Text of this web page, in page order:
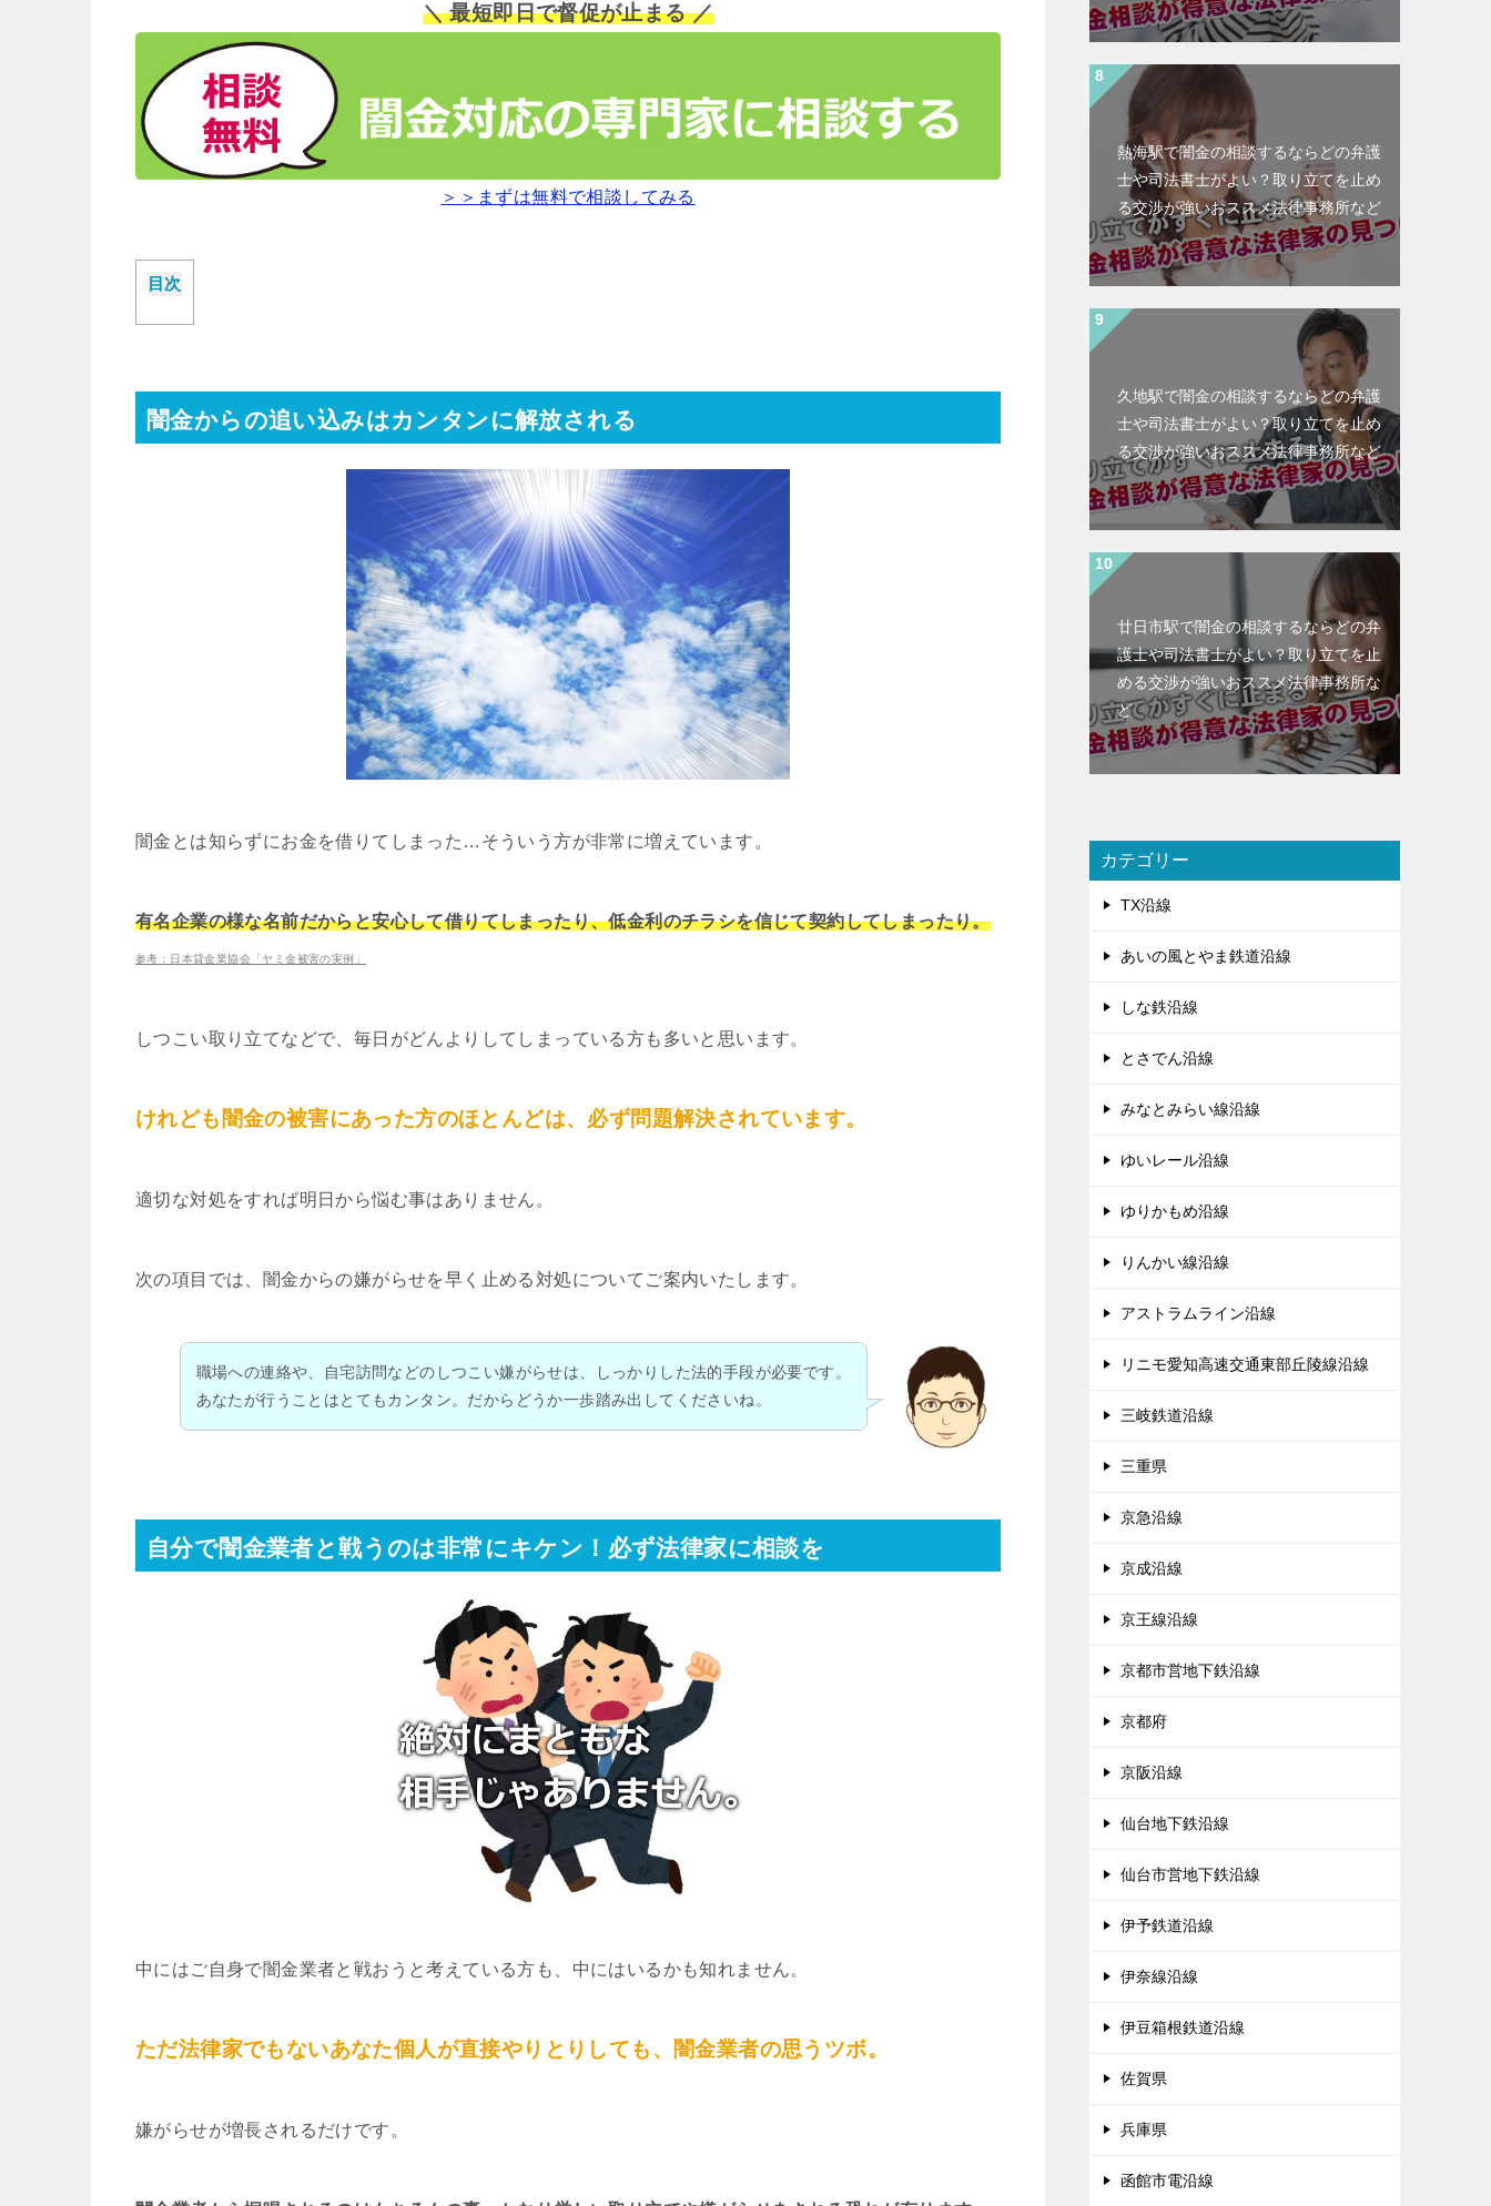
＼ 最短即日で督促が止まる ／
＞＞まずは無料で相談してみる
目次
闇金からの追い込みはカンタンに解放される
闇金とは知らずにお金を借りてしまった…そういう方が非常に増えています。
有名企業の様な名前だからと安心して借りてしまったり、低金利のチラシを信じて契約してしまったり。
参考：日本貸金業協会「ヤミ金被害の実例」
しつこい取り立てなどで、毎日がどんよりしてしまっている方も多いと思います。
けれども闇金の被害にあった方のほとんどは、必ず問題解決されています。
適切な対処をすれば明日から悩む事はありません。
次の項目では、闇金からの嫌がらせを早く止める対処についてご案内いたします。
職場への連絡や、自宅訪問などのしつこい嫌がらせは、しっかりした法的手段が必要です。
あなたが行うことはとてもカンタン。だからどうか一歩踏み出してくださいね。
自分で闇金業者と戦うのは非常にキケン！必ず法律家に相談を
中にはご自身で闇金業者と戦おうと考えている方も、中にはいるかも知れません。
ただ法律家でもないあなた個人が直接やりとりしても、闇金業者の思うツボ。
嫌がらせが増長されるだけです。
熱海駅で闇金の相談するならどの弁護
士や司法書士がよい？取り立てを止め
る交渉が強いおススメ法律事務所など
久地駅で闇金の相談するならどの弁護
士や司法書士がよい？取り立てを止め
る交渉が強いおススメ法律事務所など
廿日市駅で闇金の相談するならどの弁
護士や司法書士がよい？取り立てを止
める交渉が強いおススメ法律事務所な
ど
カテゴリー
TX沿線
あいの風とやま鉄道沿線
しな鉄沿線
とさでん沿線
みなとみらい線沿線
ゆいレール沿線
ゆりかもめ沿線
りんかい線沿線
アストラムライン沿線
リニモ愛知高速交通東部丘陵線沿線
三岐鉄道沿線
三重県
京急沿線
京成沿線
京王線沿線
京都市営地下鉄沿線
京都府
京阪沿線
仙台地下鉄沿線
仙台市営地下鉄沿線
伊予鉄道沿線
伊奈線沿線
伊豆箱根鉄道沿線
佐賀県
兵庫県
函館市電沿線